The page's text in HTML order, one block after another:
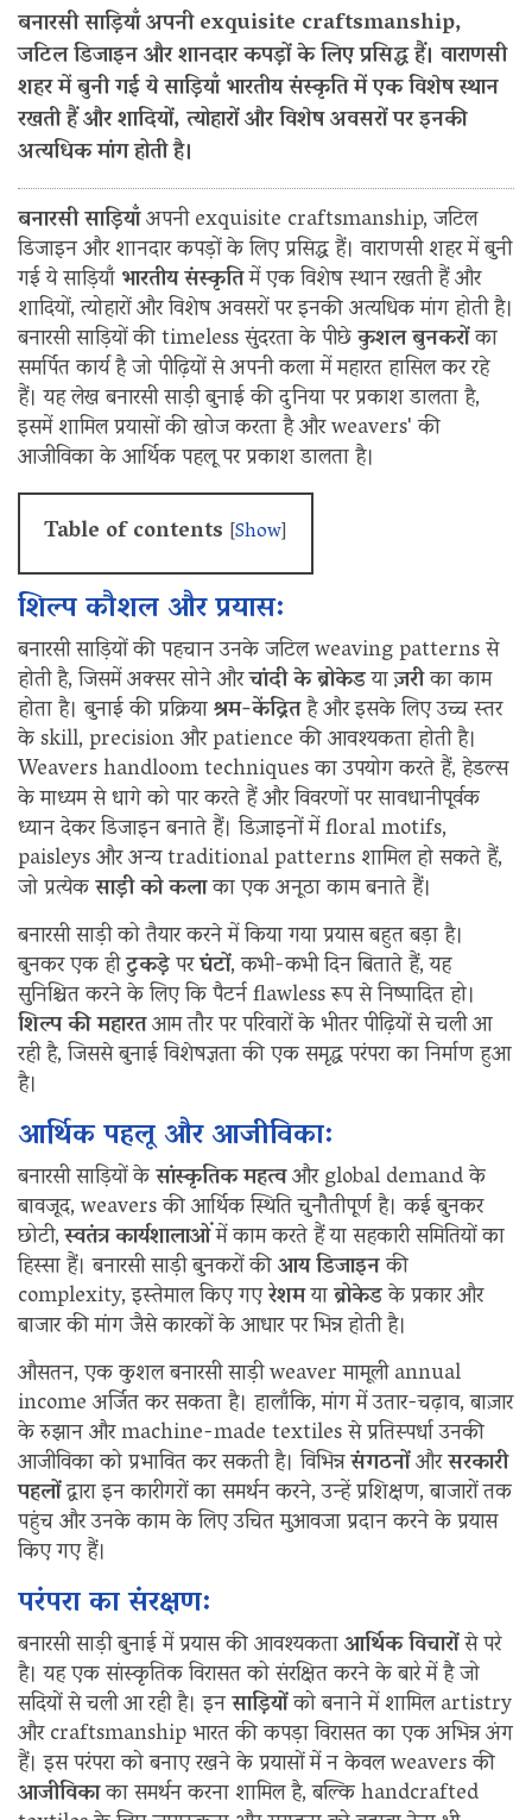
बनारसी साड़ियाँ अपनी exquisite craftsmanship,
जटिल डिजाइन और शानदार कपड़ों के लिए प्रसिद्ध हैं। वाराणसी
शहर में बुनी गई ये साड़ियाँ भारतीय संस्कृति में एक विशेष स्थान
रखती हैं और शादियों, त्योहारों और विशेष अवसरों पर इनकी
अत्यधिक मांग होती है।
बनारसी साड़ियाँअपनी exquisite craftsmanship, जटिल
डिजाइन और शानदार कपड़ों के लिए प्रसिद्ध हैं। वाराणसी शहर में बुनी
गई ये साड़ियाँभारतीय संस्कृतिमें एक विशेष स्थान रखती हैं और
शादियों, त्योहारों और विशेष अवसरों पर इनकी अत्यधिक मांग होती है।
बनारसी साड़ियों की timeless सुंदरता के पीछेकुशल बुनकरोंका
समर्पित कार्य है जो पीढ़ियों से अपनी कला में महारत हासिल कर रहे
हैं। यह लेख बनारसी साड़ी बुनाई की दुनिया पर प्रकाश डालता है,
इसमें शामिल प्रयासों की खोज करता है और weavers' की
आजीविका के आर्थिक पहलू पर प्रकाश डालता है।
Table of contents [Show]
शिल्प कौशल और प्रयास:
बनारसी साड़ियों की पहचान उनके जटिल weaving patterns से
होती है, जिसमें अक्सर सोने औरचांदी के ब्रोकेडयाज़रीका काम
होता है। बुनाई की प्रक्रियाश्रम-केंद्रितहै और इसके लिए उच्च स्तर
के skill, precision और patience की आवश्यकता होती है।
Weavers handloom techniques का उपयोग करते हैं, हेडल्स
के माध्यम से धागे को पार करते हैं और विवरणों पर सावधानीपूर्वक
ध्यान देकर डिजाइन बनाते हैं। डिज़ाइनों में floral motifs,
paisleys और अन्य traditional patterns शामिल हो सकते हैं,
जो प्रत्येकसाड़ी को कलाका एक अनूठा काम बनाते हैं।
बनारसी साड़ी को तैयार करने में किया गया प्रयास बहुत बड़ा है।
बुनकर एक हीटुकड़ेपरघंटों, कभी-कभी दिन बिताते हैं, यह
सुनिश्चित करने के लिए कि पैटर्न flawless रूप से निष्पादित हो।
शिल्प की महारतआम तौर पर परिवारों के भीतर पीढ़ियों से चली आ
रही है, जिससे बुनाई विशेषज्ञता की एक समृद्ध परंपरा का निर्माण हुआ
है।
आर्थिक पहलू और आजीविका:
बनारसी साड़ियों केसांस्कृतिक महत्वऔर global demand के
बावजूद, weavers की आर्थिक स्थिति चुनौतीपूर्ण है। कई बुनकर
छोटी,स्वतंत्र कार्यशालाओंमें काम करते हैं या सहकारी समितियों का
हिस्सा हैं। बनारसी साड़ी बुनकरों कीआय डिजाइनकी
complexity, इस्तेमाल किए गएरेशमयाब्रोकेडके प्रकार और
बाजार की मांग जैसे कारकों के आधार पर भिन्न होती है।
औसतन, एक कुशल बनारसी साड़ी weaver मामूली annual
income अर्जित कर सकता है। हालाँकि, मांग में उतार-चढ़ाव, बाज़ार
के रुझान और machine-made textiles से प्रतिस्पर्धा उनकी
आजीविका को प्रभावित कर सकती है। विभिन्नसंगठनोंऔरसरकारी
पहलोंद्वारा इन कारीगरों का समर्थन करने, उन्हें प्रशिक्षण, बाजारों तक
पहुंच और उनके काम के लिए उचित मुआवजा प्रदान करने के प्रयास
किए गए हैं।
परंपरा का संरक्षण:
बनारसी साड़ी बुनाई में प्रयास की आवश्यकताआर्थिक विचारोंसे परे
है। यह एक सांस्कृतिक विरासत को संरक्षित करने के बारे में है जो
सदियों से चली आ रही है। इनसाड़ियोंको बनाने में शामिल artistry
और craftsmanship भारत की कपड़ा विरासत का एक अभिन्न अंग
हैं। इस परंपरा को बनाए रखने के प्रयासों में न केवल weavers की
आजीविकाका समर्थन करना शामिल है, बल्कि handcrafted